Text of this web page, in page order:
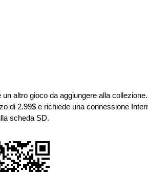
altro gioco da aggiungere alla collezione.
di 2.99$ e richiede una connessione
scheda SD.